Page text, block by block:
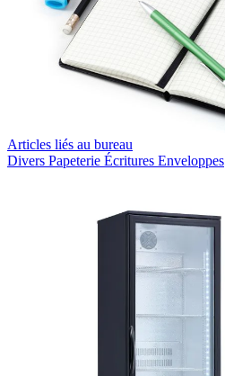
Articles liés au bureau
Divers Papeterie Écritures Enveloppes